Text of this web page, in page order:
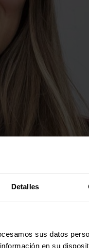
Detalles
sus datos
en su